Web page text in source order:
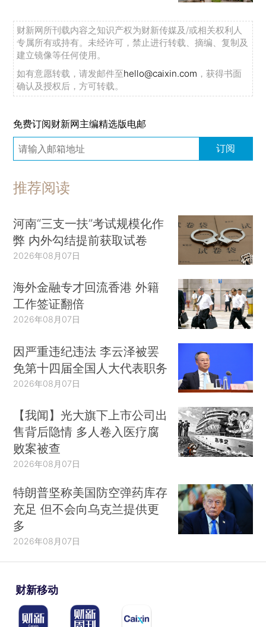
财新网所刊载内容之知识产权为财新传媒及/或相关权利人
专属所有或持有。未经许可，禁止进行转载、摘编、复制及
建立镜像等任何使用。
如有意愿转载，请发邮件至hello@caixin.com ，获得书面
确认及授权后，方可转载。
免费订阅财新网主编精选版电邮
订阅
推荐阅读
河南“三支一扶”考试规模化作
弊 内外勾结提前获取试卷
2026年08月07日
海外金融专才回流香港 外籍
工作签证翻倍
2026年08月07日
因严重违纪违法 李云泽被罢
免第十四届全国人大代表职务
2026年08月07日
【我闻】光大旗下上市公司出
售背后隐情 多人卷入医疗腐
败案被查
2026年08月07日
特朗普坚称美国防空弹药库存
充足 但不会向乌克兰提供更
多
2026年08月07日
财新移动